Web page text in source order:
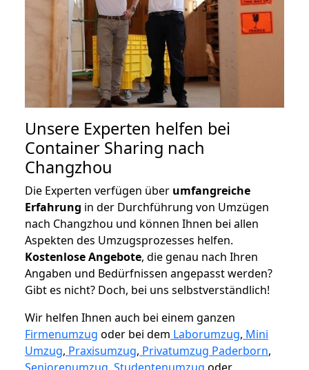
Unsere Experten helfen bei
Container Sharing nach
Changzhou
Die Experten verfügen über umfangreiche
Erfahrung in der Durchführung von Umzügen
nach Changzhou und können Ihnen bei allen
Aspekten des Umzugsprozesses helfen.
Kostenlose Angebote, die genau nach Ihren
Angaben und Bedürfnissen angepasst werden?
Gibt es nicht? Doch, bei uns selbstverständlich!
Wir helfen Ihnen auch bei einem ganzen
Firmenumzug oder bei dem Laborumzug, Mini
Umzug, Praxisumzug, Privatumzug Paderborn,